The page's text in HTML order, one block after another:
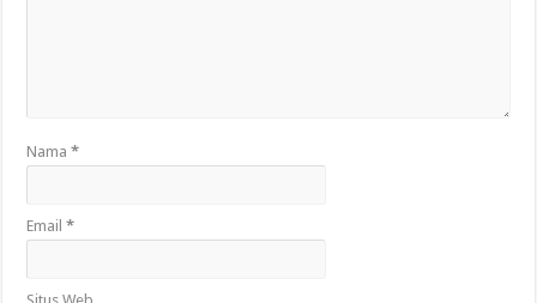
Nama*
Email*